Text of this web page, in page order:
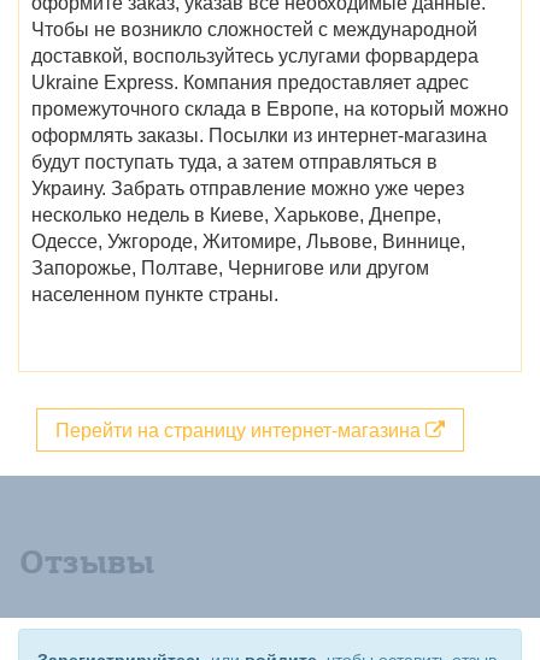
Чтобы не возникло сложностей с международной
доставкой, воспользуйтесь услугами форвардера
Ukraine Express. Компания предоставляет адрес
промежуточного склада в Европе, на который можно
оформлять заказы. Посылки из интернет-магазина
будут поступать туда, а затем отправляться в
Украину. Забрать отправление можно уже через
несколько недель в Киеве, Харькове, Днепре,
Одессе, Ужгороде, Житомире, Львове, Виннице,
Запорожье, Полтаве, Чернигове или другом
населенном пункте страны.
Перейти на страницу интернет-магазина
Отзывы